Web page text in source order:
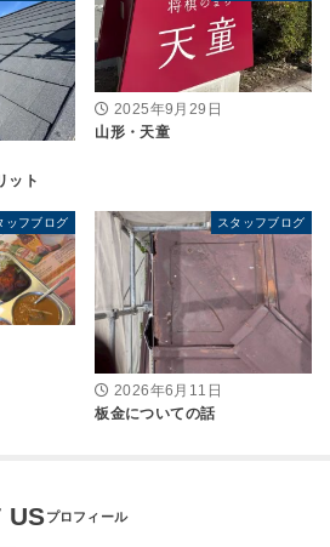
ット
2025年9月29日
山形・天童
ッフブログ スタッフブログ
2026年6月11日
板金についての話
US